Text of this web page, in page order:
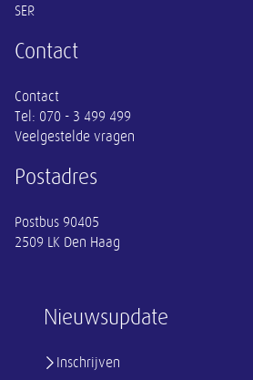
Nieuwsupdate
Inschrijven
SER
Contact
Contact
Tel: 070 - 3 499 499
Veelgestelde vragen
Postadres
Postbus 90405
2509 LK Den Haag